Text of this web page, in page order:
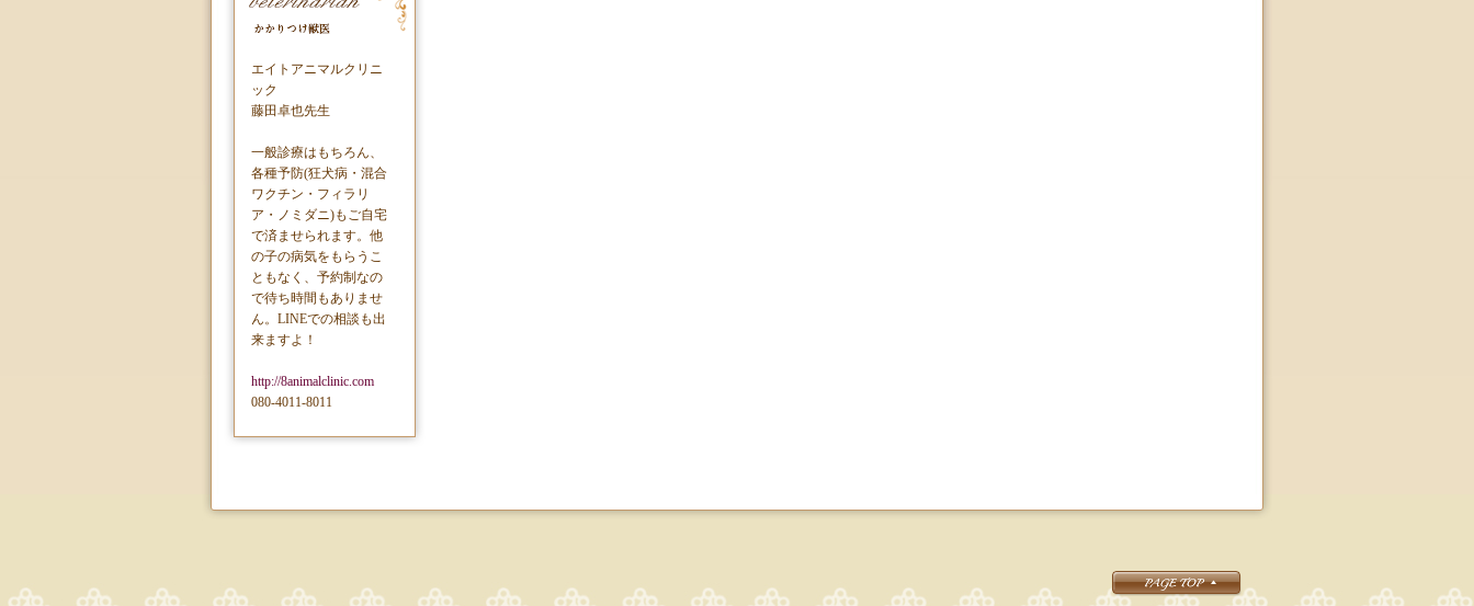
エイトアニマルクリニ
ック
藤田卓也先生
一般診療はもちろん、
各種予防(狂犬病・混合
ワクチン・フィラリ
ア・ノミダニ)もご自宅
で済ませられます。他
の子の病気をもらうこ
ともなく、予約制なの
で待ち時間もありませ
ん。LINEでの相談も出
来ますよ！
http://8animalclinic.com
080-4011-8011